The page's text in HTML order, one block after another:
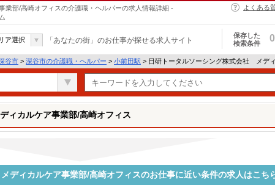
部/高崎オフィスの介護職・ヘルパーの求人情報詳細 -
よくある
ア選択 「あなたの街」のお仕事が探せる求人サイト
保存した
検索条件
0
谷市 > 深谷市の介護職・ヘルパー > 小前田駅 > 日研トータルソーシング株式会社 メデ
ィカルケア事業部/高崎オフィス
ディカルケア事業部/高崎オフィスのお仕事に近い条件の求人はこち